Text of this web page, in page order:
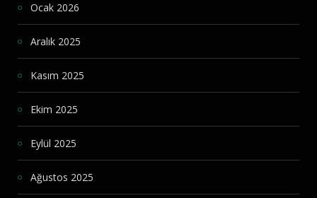
Ocak 2026
Aralık 2025
Kasım 2025
Ekim 2025
Eylül 2025
Ağustos 2025